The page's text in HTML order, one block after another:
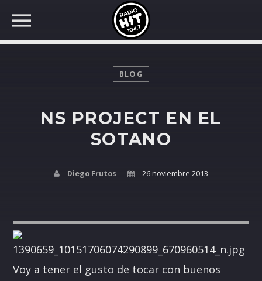
BUSCAR EN RADIO HIT
COMPARTE EN...
Twitter
Whatsapp
BLOG
NS PROJECT EN EL
SOTANO
Diego Frutos 26 noviembre 2013
Voy a tener el gusto de tocar con buenos